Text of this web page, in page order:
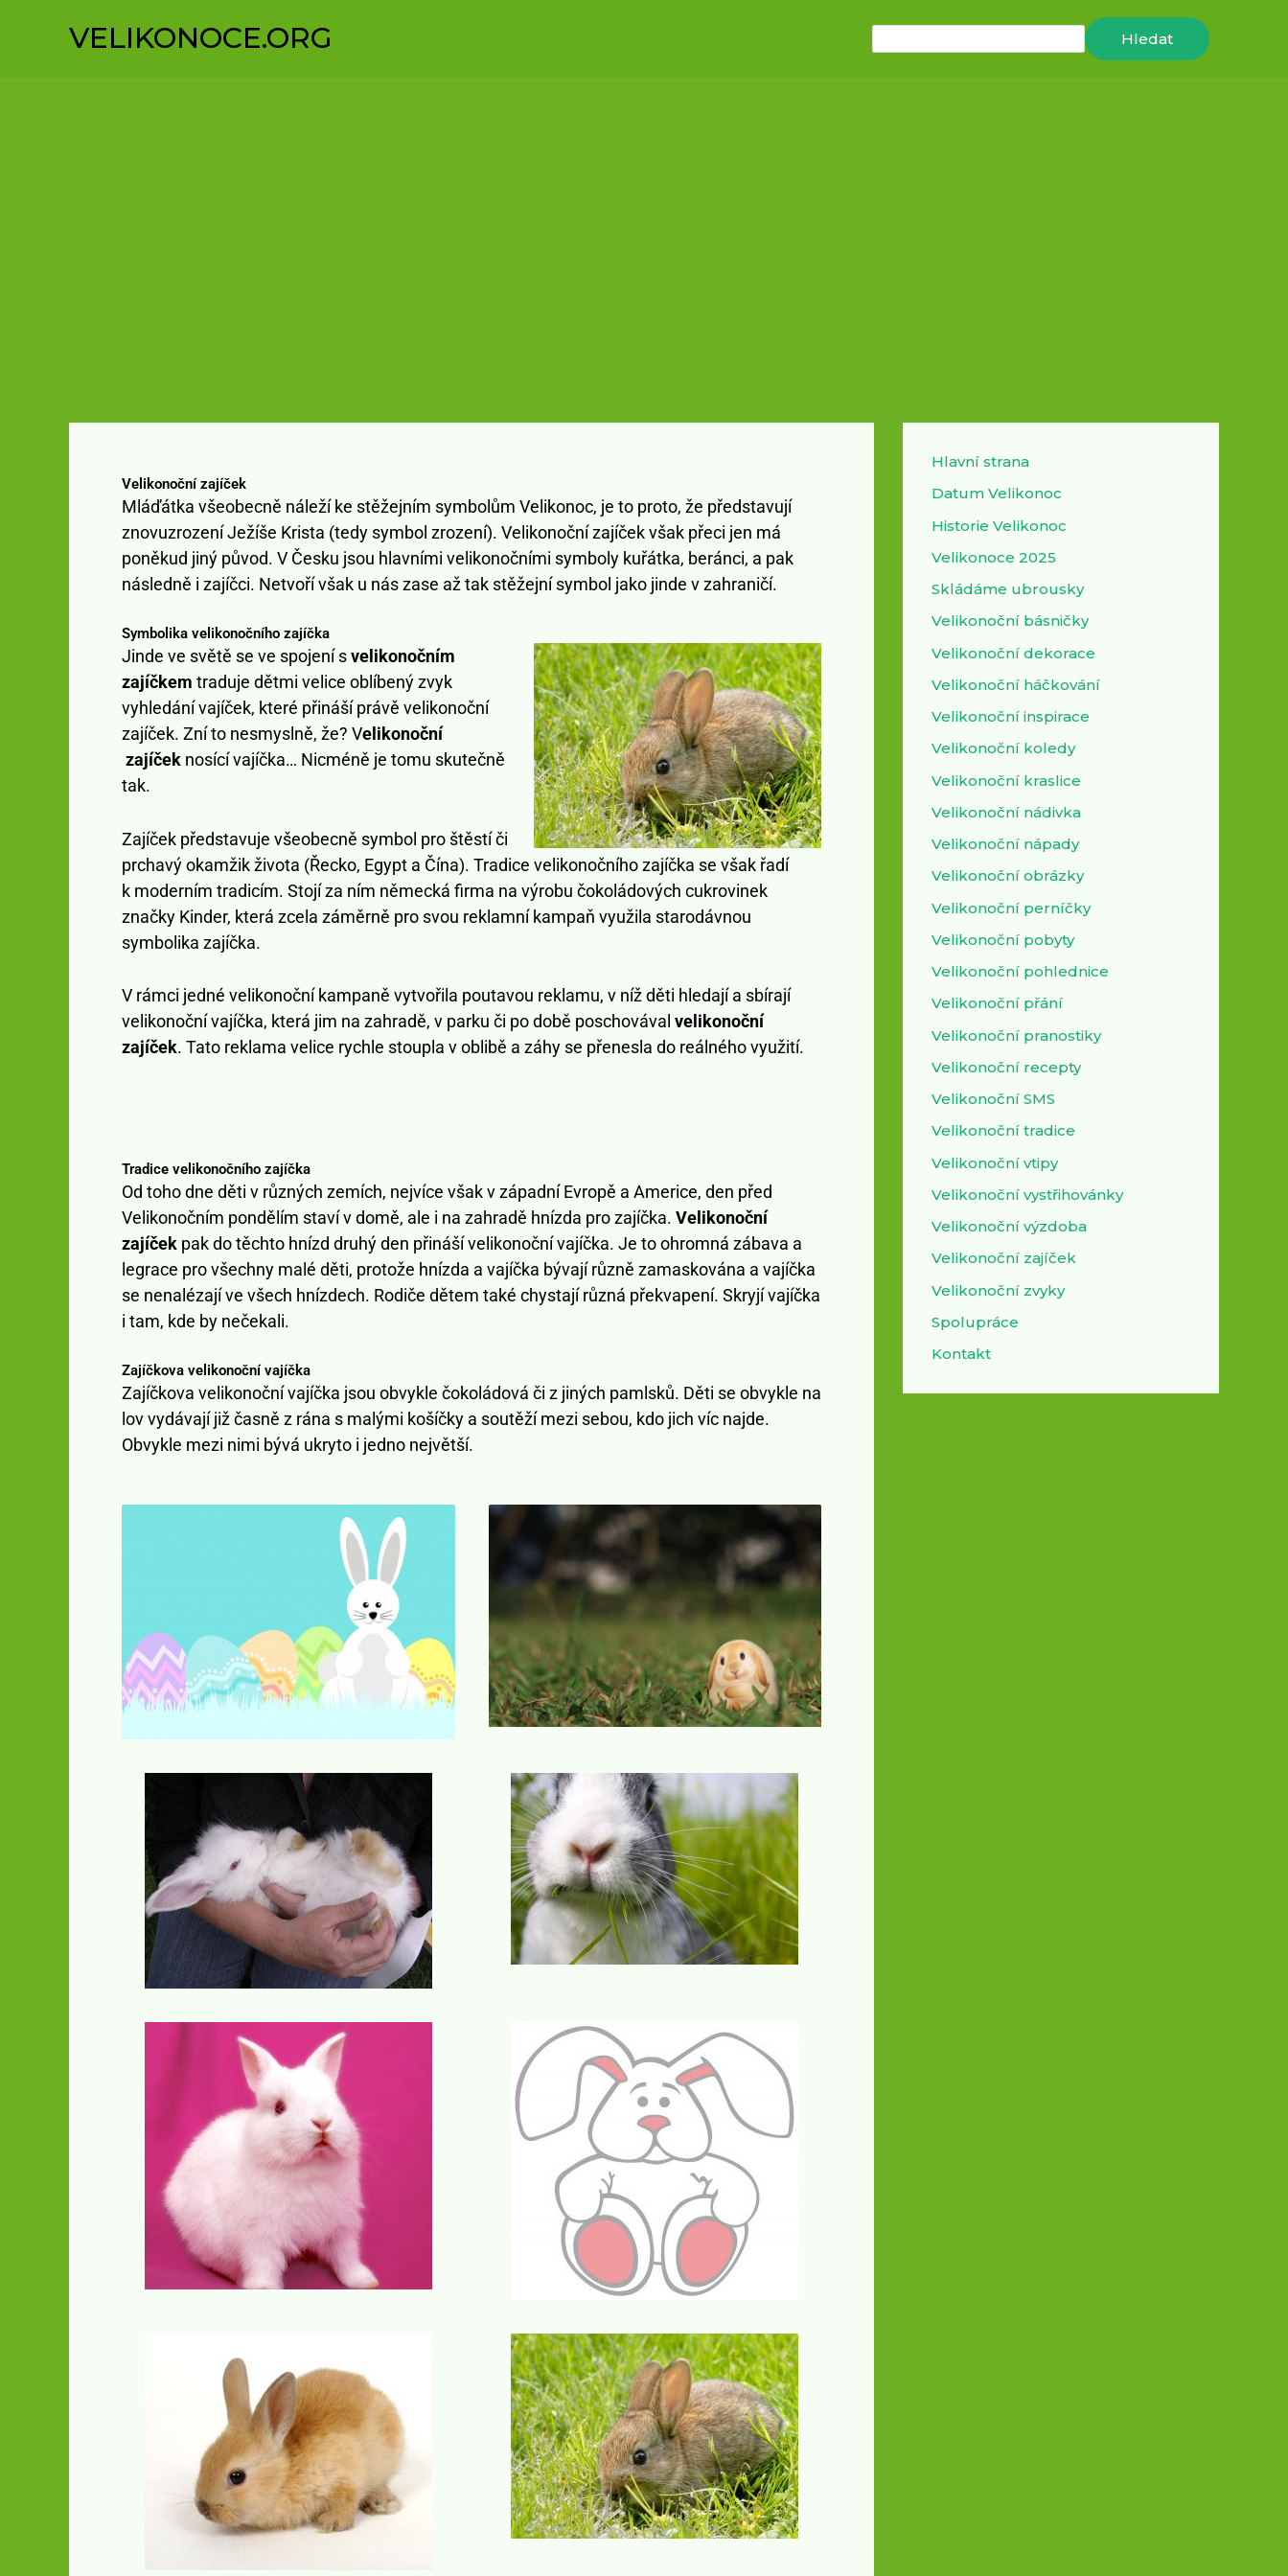
VELIKONOCE.ORG
Hledat
Velikonoční zajíček
Mláďátka všeobecně náleží ke stěžejním symbolům Velikonoc, je to proto, že představují
znovuzrození Ježíše Krista (tedy symbol zrození). Velikonoční zajíček však přeci jen má
poněkud jiný původ. V Česku jsou hlavními velikonočními symboly kuřátka, beránci, a pak
následně i zajíčci. Netvoří však u nás zase až tak stěžejní symbol jako jinde v zahraničí.
Symbolika velikonočního zajíčka
Jinde ve světě se ve spojení svelikonočním
zajíčkem traduje dětmi velice oblíbený zvyk
vyhledání vajíček, které přináší právě velikonoční
zajíček. Zní to nesmyslně, že? Velikonoční
zajíček nosící vajíčka… Nicméně je tomu skutečně
tak.
Zajíček představuje všeobecně symbol pro štěstí či
prchavý okamžik života (Řecko, Egypt a Čína). Tradice velikonočního zajíčka se však řadí
k moderním tradicím. Stojí za ním německá firma na výrobu čokoládových cukrovinek
značky Kinder, která zcela záměrně pro svou reklamní kampaň využila starodávnou
symbolika zajíčka.
V rámci jedné velikonoční kampaně vytvořila poutavou reklamu, v níž děti hledají a sbírají
velikonoční vajíčka, která jim na zahradě, v parku či po době poschovával velikonoční
zajíček. Tato reklama velice rychle stoupla v oblibě a záhy se přenesla do reálného využití.
Tradice velikonočního zajíčka
Od toho dne děti v různých zemích, nejvíce však v západní Evropě a Americe, den před
Velikonočním pondělím staví v domě, ale i na zahradě hnízda pro zajíčka. Velikonoční
zajíček pak do těchto hnízd druhý den přináší velikonoční vajíčka. Je to ohromná zábava a
legrace pro všechny malé děti, protože hnízda a vajíčka bývají různě zamaskována a vajíčka
se nenalézají ve všech hnízdech. Rodiče dětem také chystají různá překvapení. Skryjí vajíčka
i tam, kde by nečekali.
Zajíčkova velikonoční vajíčka
Zajíčkova velikonoční vajíčka jsou obvykle čokoládová či z jiných pamlsků. Děti se obvykle na
lov vydávají již časně z rána s malými košíčky a soutěží mezi sebou, kdo jich víc najde.
Obvykle mezi nimi bývá ukryto i jedno největší.
Hlavní strana
Datum Velikonoc
Historie Velikonoc
Velikonoce 2025
Skládáme ubrousky
Velikonoční básničky
Velikonoční dekorace
Velikonoční háčkování
Velikonoční inspirace
Velikonoční koledy
Velikonoční kraslice
Velikonoční nádivka
Velikonoční nápady
Velikonoční obrázky
Velikonoční perníčky
Velikonoční pobyty
Velikonoční pohlednice
Velikonoční přání
Velikonoční pranostiky
Velikonoční recepty
Velikonoční SMS
Velikonoční tradice
Velikonoční vtipy
Velikonoční vystřihovánky
Velikonoční výzdoba
Velikonoční zajíček
Velikonoční zvyky
Spolupráce
Kontakt